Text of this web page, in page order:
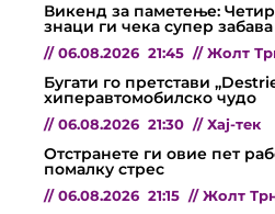
Викенд за паметење:
знаци ги чека супер забава
// 06.08.2026 21:45 // Жолт
Бугати го претстави
хиперавтомобилско чудо
// 06.08.2026 21:30 // Хај-тек
Отстранете ги овие пет
помалку стрес
// 06.08.2026 21:15 // Жолт